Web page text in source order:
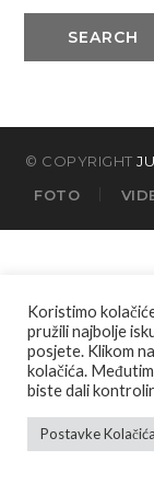
SEARCH
© COPYRIGHT
FOTO
Koristimo
pružili najbolje
posjete. Klikom
kolačića.
biste dali
Postavke Kolačića